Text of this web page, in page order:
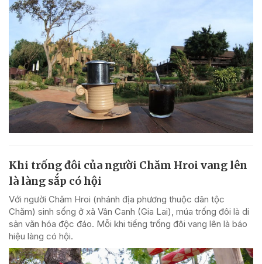
Khi trống đôi của người Chăm Hroi vang lên
là làng sắp có hội
Với người Chăm Hroi (nhánh địa phương thuộc dân tộc
Chăm) sinh sống ở xã Vân Canh (Gia Lai), múa trống đôi là di
sản văn hóa độc đáo. Mỗi khi tiếng trống đôi vang lên là báo
hiệu làng có hội.